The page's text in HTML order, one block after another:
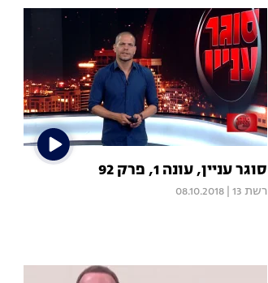
סוגר עניין, עונה 1, פרק 92
רשת 13 08.10.2018